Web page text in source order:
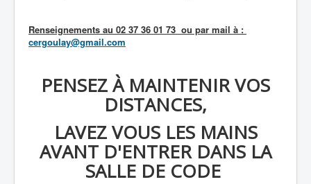
Renseignements au 02 37 36 01 73 ou par mail à :
cergoulay@gmail.com
PENSEZ À MAINTENIR VOS
DISTANCES,
LAVEZ VOUS LES MAINS
AVANT D'ENTRER DANS LA
SALLE DE CODE